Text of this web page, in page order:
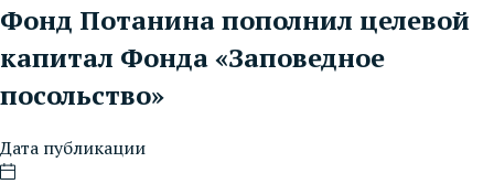
Фонд Потанина пополнил целевой
капитал Фонда «Заповедное
посольство»
Дата публикации